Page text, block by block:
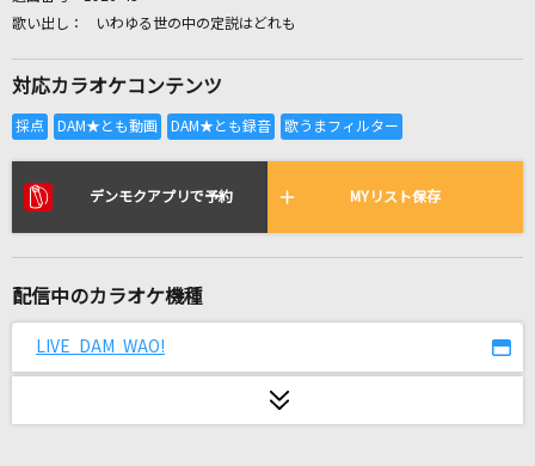
全国りれき
リアルタイムで歌われている曲の一覧
ホワイトノイズ(「東京リベンジャーズ」アニメ
バージョン)
いわゆる世の中の定説はどれも
対応カラオケコンテンツ
デンモクアプリで予約 MYリスト保存
配信中のカラオケ機種
LIVE DAM WAO!